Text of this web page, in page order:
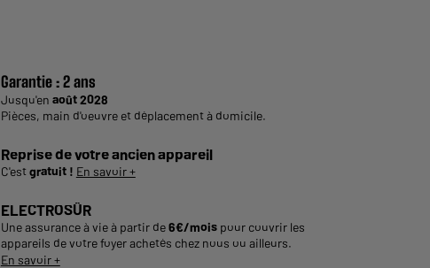
Garantie :2 ans
Jusqu'en août 2028
Pièces, main d'oeuvre et déplacement à domicile.
Reprise de votre ancien appareil
C'estgratuit ! En savoir +
ELECTROSÛR
Une assurance à vie à partir de6€/moispour couvrir les
appareils de votre foyer achetés chez nous ou ailleurs.
En savoir +